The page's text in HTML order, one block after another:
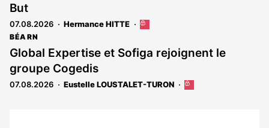
But
07.08.2026 Hermance HITTE
Cet
réservé
abonnés
BÉARN
Global Expertise et Sofiga rejoignent le
groupe Cogedis
07.08.2026 Eustelle LOUSTALET-TURON
Cet